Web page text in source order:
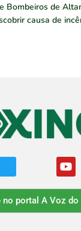
Bombeiros de
causa de
no portal A Voz do